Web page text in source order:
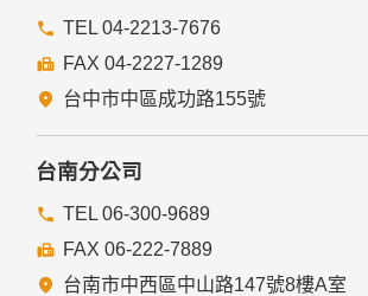
TEL 04-2213-7676
FAX 04-2227-1289
台中市中區成功路155號
台南分公司
TEL 06-300-9689
FAX 06-222-7889
台南市中西區中山路147號8樓A室